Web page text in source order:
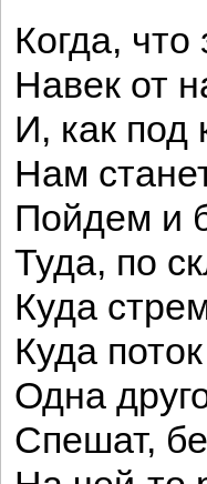
Когда,
Навек от
И, как под
Нам
Пойдем и
Туда, по
Куда
Куда
Одна
Спешат,